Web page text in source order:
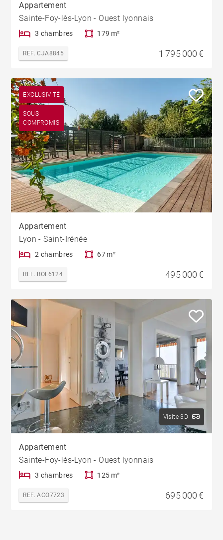
Appartement
Sainte-Foy-lès-Lyon - Ouest lyonnais
3 chambres 179 m²
REF. CJA8845 1 795 000 €
EXCLUSIVITÉ
SOUS
COMPROMIS
Appartement
Lyon - Saint-Irénée
2 chambres 67 m²
REF. BOL6124 495 000 €
Visite 3D
Appartement
Sainte-Foy-lès-Lyon - Ouest lyonnais
3 chambres 125 m²
REF. ACO7723 695 000 €